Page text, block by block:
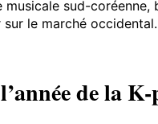
musicale sud-coréenne,
sur le marché occidental.
de la